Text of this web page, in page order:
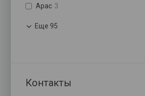
Apac 3
Еще 95